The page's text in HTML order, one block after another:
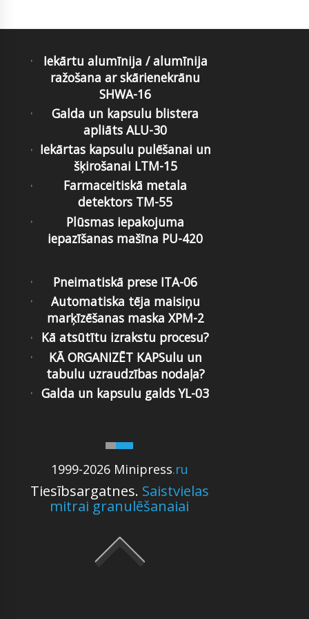
Iekārtu alumīnija / alumīnija
ražošana ar skārienekrānu
SHWA-16
Galda un kapsulu blistera
apliāts ALU-30
Iekārtas kapsulu pulēšanai un
šķirošanai LTM-15
Farmaceitiskā metala
detektors TM-55
Plūsmas iepakojuma
iepazīšanas mašīna PU-420
1999-2026 Minipress.ru
Tiesībsargatnes. Saistvielas
mitrai granulēšanaiai
Pneimatiskā prese ITA-06
Automatiska tēja maisiņu
marķīzēšanas maska XPM-2
Kā atsūtītu izrakstu procesu?
KĀ ORGANIZĒT KAPSulu un
tabulu uzraudzības nodaļa?
Galda un kapsulu galds YL-03